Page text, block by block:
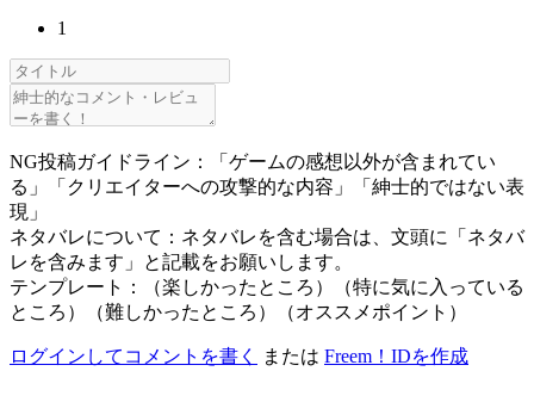
1
NG投稿ガイドライン：「ゲームの感想以外が含まれてい
る」「クリエイターへの攻撃的な内容」「紳士的ではない表
現」
ネタバレについて：ネタバレを含む場合は、文頭に「ネタバ
レを含みます」と記載をお願いします。
テンプレート：（楽しかったところ）（特に気に入っている
ところ）（難しかったところ）（オススメポイント）
ログインしてコメントを書く または Freem！IDを作成